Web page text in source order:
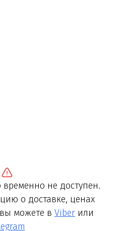
не доступен.
о доставке, ценах
можете в Viber или